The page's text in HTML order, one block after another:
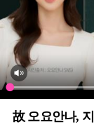
故 오요안나,